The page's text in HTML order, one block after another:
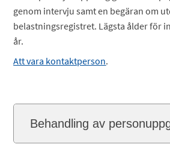
genom intervju samt en begäran om
belastningsregistret. Lägsta ålder för
år.
Att vara kontaktperson.
Behandling av